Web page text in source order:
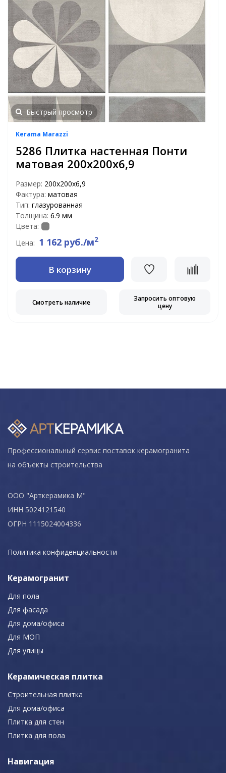
Быстрый просмотр
Kerama Marazzi
5286 Плитка настенная Понти
матовая 200х200х6,9
Размер: 200х200х6,9
Фактура: матовая
Тип: глазурованная
Толщина: 6.9 мм
Цвета:
Цена: 1 162 руб./м2
В корзину
Смотреть наличие
Запросить оптовую
цену
Профессиональный сервис поставок керамогранита
на объекты строительства
ООО "Арткерамика М"
ИНН 5024121540
ОГРН 1115024004336
Политика конфиденциальности
Керамогранит
Для пола
Для фасада
Для дома/офиса
Для МОП
Для улицы
Керамическая плитка
Строительная плитка
Для дома/офиса
Плитка для стен
Плитка для пола
Навигация